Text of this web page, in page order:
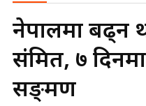
नेपालमा बढ्न
संक्रमित, ७
सङ्क्रमण